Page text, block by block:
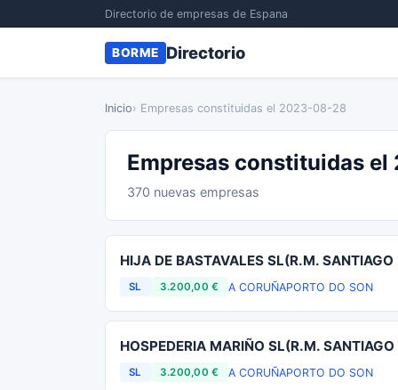
Directorio de empresas de Espana
BORME Directorio
Inicio› Empresas constituidas el 2023-08-28
Empresas constituidas
370 nuevas empresas
HIJA DE BASTAVALES SL(R.M.
SL 3.200,00 € A CORUÑAPORTO DO SON
HOSPEDERIA MARIÑO SL(R.M.
SL 3.200,00 € A CORUÑAPORTO DO SON